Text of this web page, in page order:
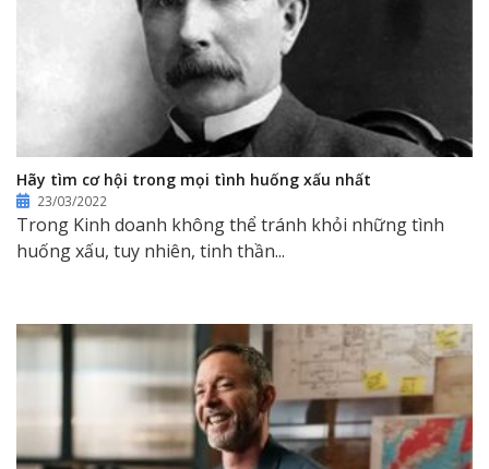
Hãy tìm cơ hội trong mọi tình huống xấu nhất
23/03/2022
Trong Kinh doanh không thể tránh khỏi những tình
huống xấu, tuy nhiên, tinh thần...